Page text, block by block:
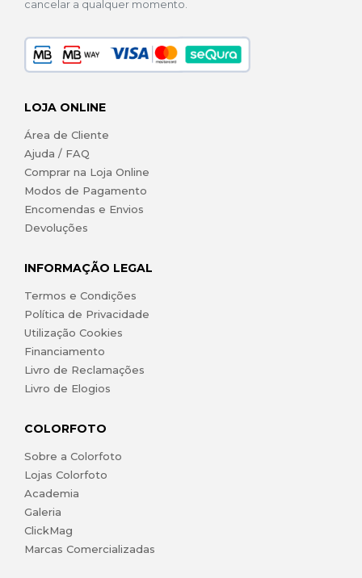
cancelar a qualquer momento.
LOJA ONLINE
Área de Cliente
Ajuda / FAQ
Comprar na Loja Online
Modos de Pagamento
Encomendas e Envios
Devoluções
INFORMAÇÃO LEGAL
Termos e Condições
Política de Privacidade
Utilização Cookies
Financiamento
Livro de Reclamações
Livro de Elogios
COLORFOTO
Sobre a Colorfoto
Lojas Colorfoto
Academia
Galeria
ClickMag
Marcas Comercializadas